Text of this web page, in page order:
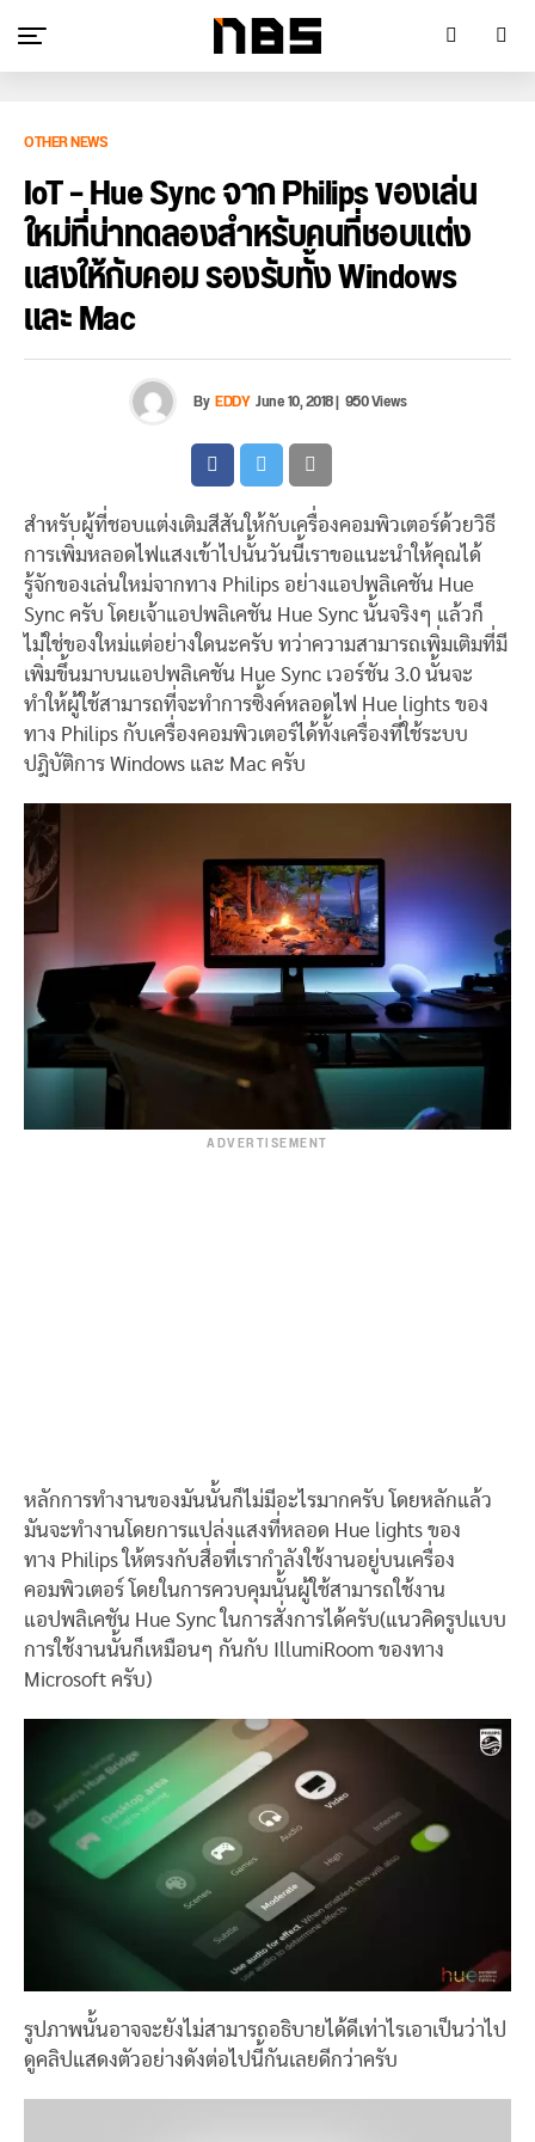
OTHER NEWS
IoT – Hue Sync จาก Philips ของเล่น
ใหม่ที่น่าทดลองสำหรับคนที่ชอบแต่ง
แสงให้กับคอม รองรับทั้ง Windows
และ Mac
ByEDDYJune 10, 2018| 950 Views
สำหรับผู้ที่ชอบแต่งเติมสีสันให้กับเครื่องคอมพิวเตอร์ด้วยวิธี
การเพิ่มหลอดไฟแสงเข้าไปนั้นวันนี้เราขอแนะนำให้คุณได้
รู้จักของเล่นใหม่จากทาง Philips อย่างแอปพลิเคชัน Hue
Sync ครับ โดยเจ้าแอปพลิเคชัน Hue Sync นั้นจริงๆ แล้วก็
ไม่ใช่ของใหม่แต่อย่างใดนะครับ ทว่าความสามารถเพิ่มเติมที่มี
เพิ่มขึ้นมาบนแอปพลิเคชัน Hue Sync เวอร์ชัน 3.0 นั้นจะ
ทำให้ผู้ใช้สามารถที่จะทำการซิ้งค์หลอดไฟ Hue lights ของ
ทาง Philips กับเครื่องคอมพิวเตอร์ได้ทั้งเครื่องที่ใช้ระบบ
ปฎิบัติการ Windows และ Mac ครับ
ADVERTISEMENT
หลักการทำงานของมันนั้นก็ไม่มีอะไรมากครับ โดยหลักแล้ว
มันจะทำงานโดยการแปล่งแสงที่หลอด Hue lights ของ
ทาง Philips ให้ตรงกับสื่อที่เรากำลังใช้งานอยู่บนเครื่อง
คอมพิวเตอร์ โดยในการควบคุมนั้นผู้ใช้สามารถใช้งาน
แอปพลิเคชัน Hue Sync ในการสั่งการได้ครับ(แนวคิดรูปแบบ
การใช้งานนั้นก็เหมือนๆ กันกับ IllumiRoom ของทาง
Microsoft ครับ)
รูปภาพนั้นอาจจะยังไม่สามารถอธิบายได้ดีเท่าไรเอาเป็นว่าไป
ดูคลิปแสดงตัวอย่างดังต่อไปนี้กันเลยดีกว่าครับ